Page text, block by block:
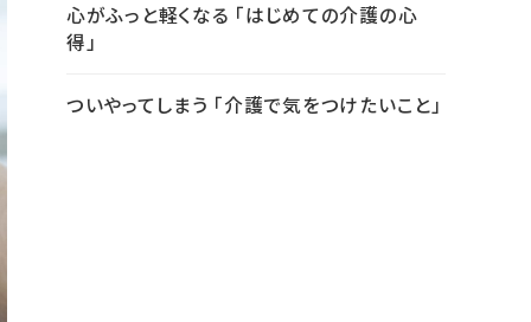
心がふっと軽くなる 「はじめての介護の心
得」
ついやってしまう 「介護で気をつけたいこと」